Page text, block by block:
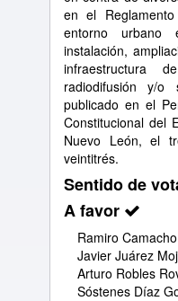
en el
entorno urbano
instalación,
infraestructura
radiodifusión y/o
publicado en el
Constitucional del
Nuevo León, el
veintitrés.
Sentido de
A favor
Ramiro
Javier Juárez
Arturo Robles
Sóstenes Díaz